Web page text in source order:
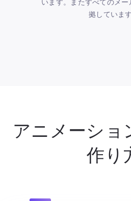
います。またすべてのメ
拠しています
アニメーショ
作り